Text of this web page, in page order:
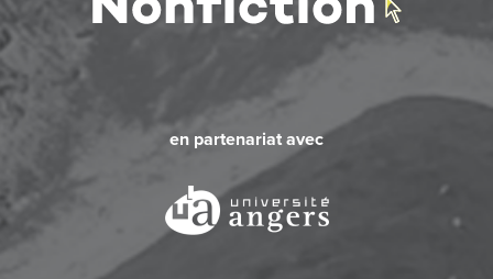
en partenariat avec